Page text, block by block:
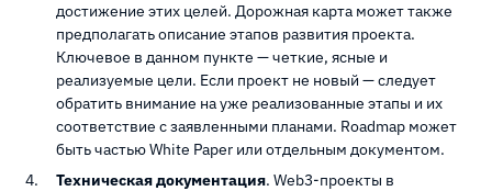
достижение этих целей. Дорожная карта может также
предполагать описание этапов развития проекта.
Ключевое в данном пункте — четкие, ясные и
реализуемые цели. Если проект не новый — следует
обратить внимание на уже реализованные этапы и их
соответствие с заявленными планами. Roadmap может
быть частью White Paper или отдельным документом.
Техническая документация. Web3-проекты в